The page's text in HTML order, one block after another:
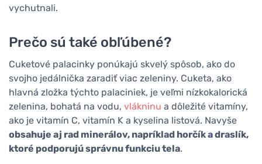
vychutnali.
Prečo sú také obľúbené?
Cuketové palacinky ponúkajú skvelý spôsob, ako do
svojho jedálnička zaradiť viac zeleniny. Cuketa, ako
hlavná zložka týchto palaciniek, je veľmi nízkokalorická
zelenina, bohatá na vodu, vlákninu a dôležité vitamíny,
ako je vitamín C, vitamín K a kyselina listová. Navyše
obsahuje aj rad minerálov, napríklad horčík a draslík,
ktoré podporujú správnu funkciu tela.